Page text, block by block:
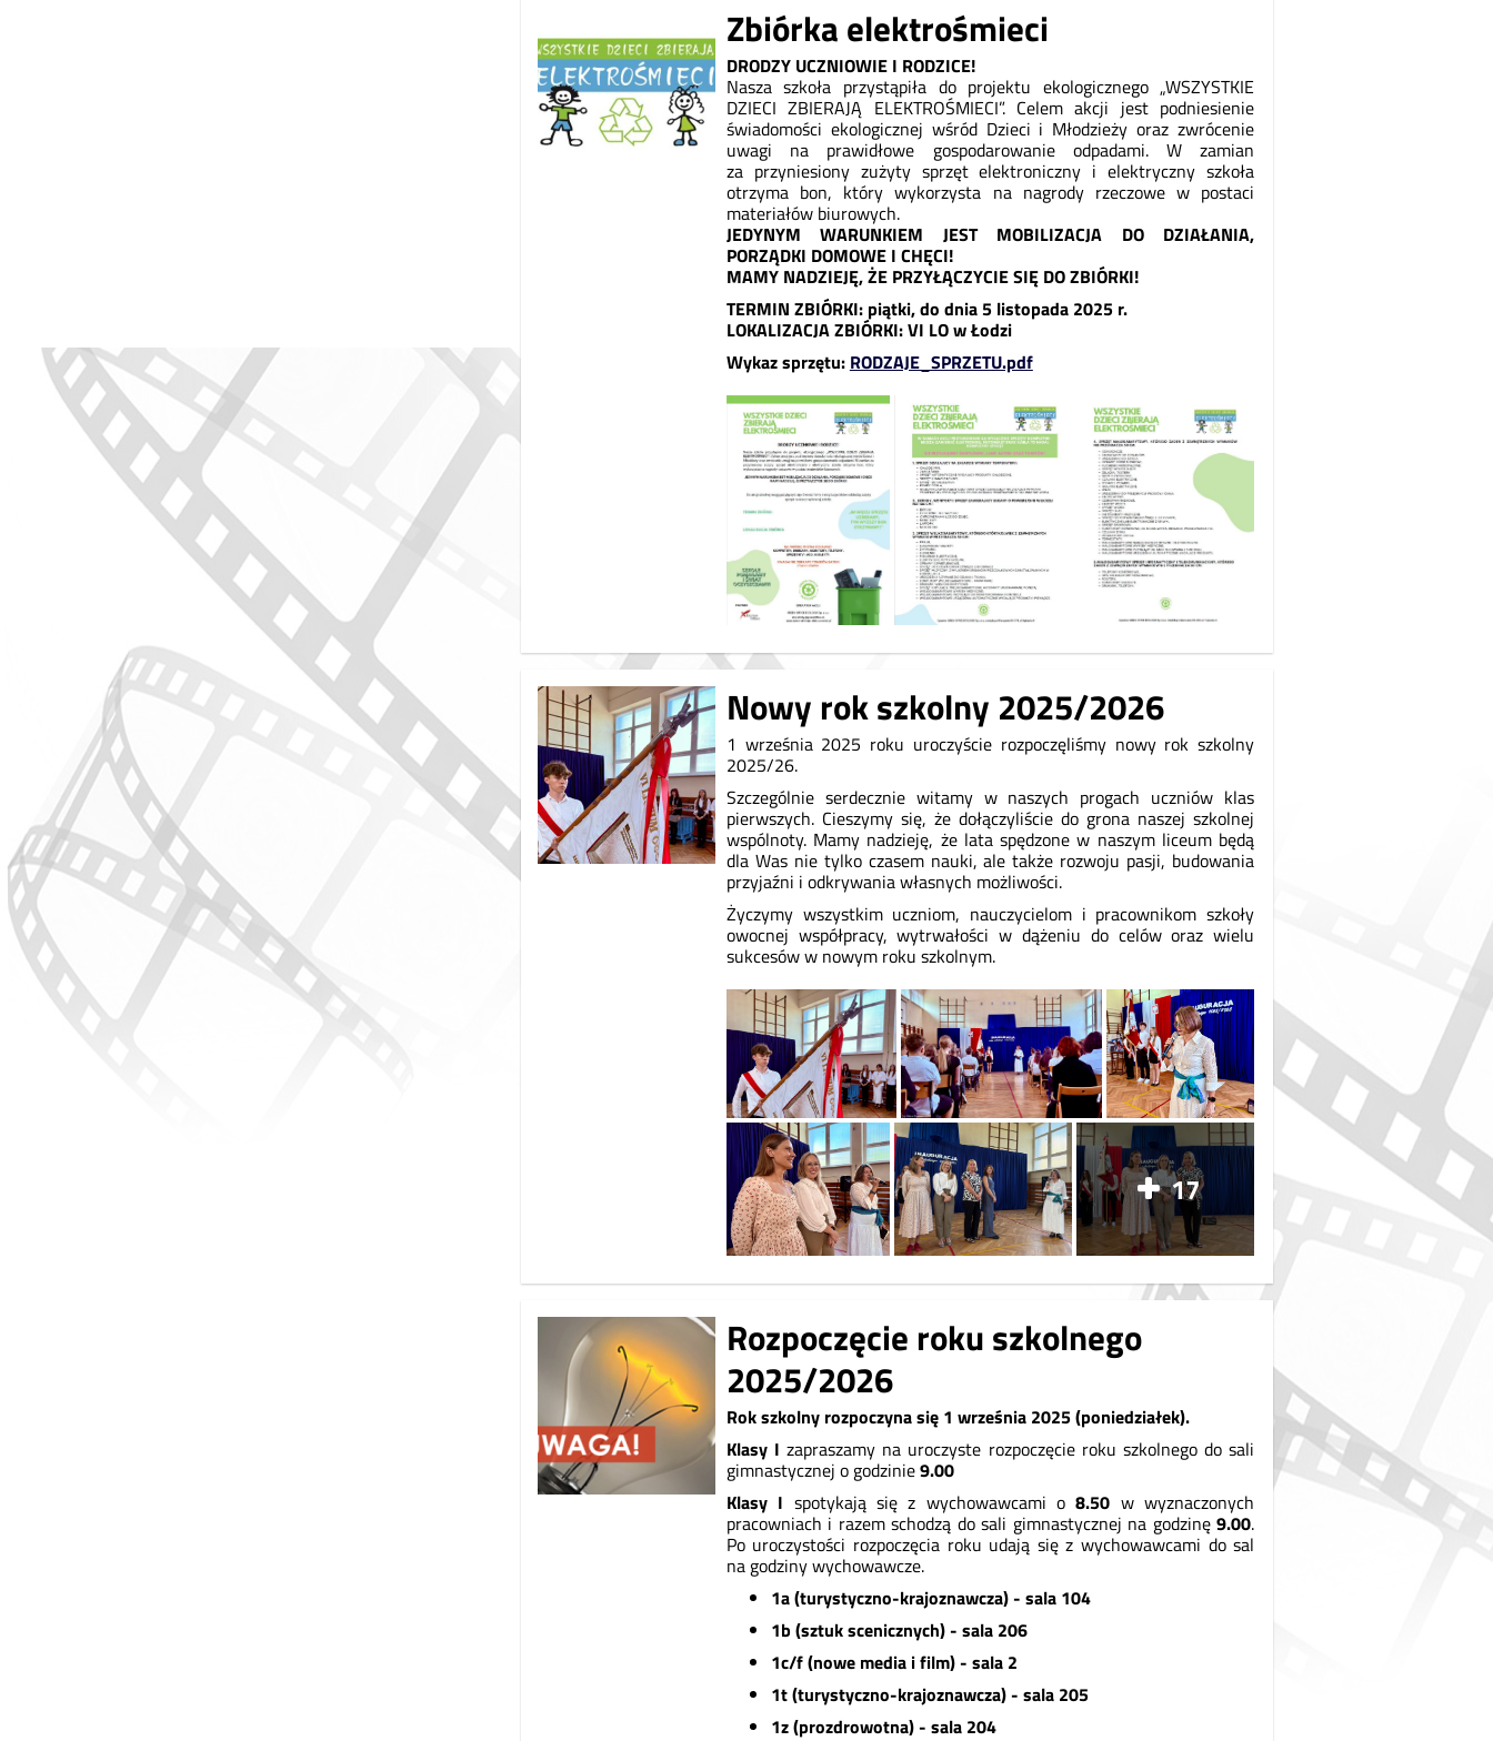
Zbiórka elektrośmieci
DRODZY UCZNIOWIE I RODZICE!
Nasza szkoła przystąpiła do projektu ekologicznego „WSZYSTKIE
DZIECI ZBIERAJĄ ELEKTROŚMIECI”. Celem akcji jest podniesienie
świadomości ekologicznej wśród Dzieci i Młodzieży oraz zwrócenie
uwagi na prawidłowe gospodarowanie odpadami. W zamian
za przyniesiony zużyty sprzęt elektroniczny i elektryczny szkoła
otrzyma bon, który wykorzysta na nagrody rzeczowe w postaci
materiałów biurowych.
JEDYNYM WARUNKIEM JEST MOBILIZACJA DO DZIAŁANIA,
PORZĄDKI DOMOWE I CHĘCI!
MAMY NADZIEJĘ, ŻE PRZYŁĄCZYCIE SIĘ DO ZBIÓRKI!
TERMIN ZBIÓRKI: piątki, do dnia 5 listopada 2025 r.
LOKALIZACJA ZBIÓRKI: VI LO w Łodzi
Wykaz sprzętu: RODZAJE_SPRZETU.pdf
Nowy rok szkolny 2025/2026
1 września 2025 roku uroczyście rozpoczęliśmy nowy rok szkolny
2025/26.
Szczególnie serdecznie witamy w naszych progach uczniów klas
pierwszych. Cieszymy się, że dołączyliście do grona naszej szkolnej
wspólnoty. Mamy nadzieję, że lata spędzone w naszym liceum będą
dla Was nie tylko czasem nauki, ale także rozwoju pasji, budowania
przyjaźni i odkrywania własnych możliwości.
Życzymy wszystkim uczniom, nauczycielom i pracownikom szkoły
owocnej współpracy, wytrwałości w dążeniu do celów oraz wielu
sukcesów w nowym roku szkolnym.
17
Rozpoczęcie roku szkolnego
2025/2026
Rok szkolny rozpoczyna się 1 września 2025 (poniedziałek).
Klasy I zapraszamy na uroczyste rozpoczęcie roku szkolnego do sali
gimnastycznej o godzinie9.00
Klasy I spotykają się z wychowawcami o8.50 w wyznaczonych
pracowniach i razem schodzą do sali gimnastycznej na godzinę 9.00.
Po uroczystości rozpoczęcia roku udają się z wychowawcami do sal
na godziny wychowawcze.
1a (turystyczno-krajoznawcza) - sala 104
1b (sztuk scenicznych) - sala 206
1c/f (nowe media i film) - sala 2
1t (turystyczno-krajoznawcza) - sala 205
1z (prozdrowotna) - sala 204